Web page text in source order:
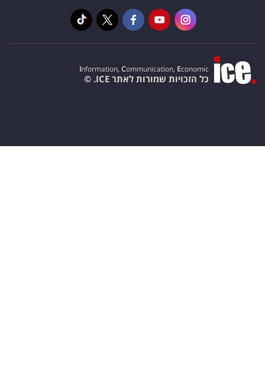
Information, Communication, Economic
כל הזכויות שמורות לאתר ICE. ©